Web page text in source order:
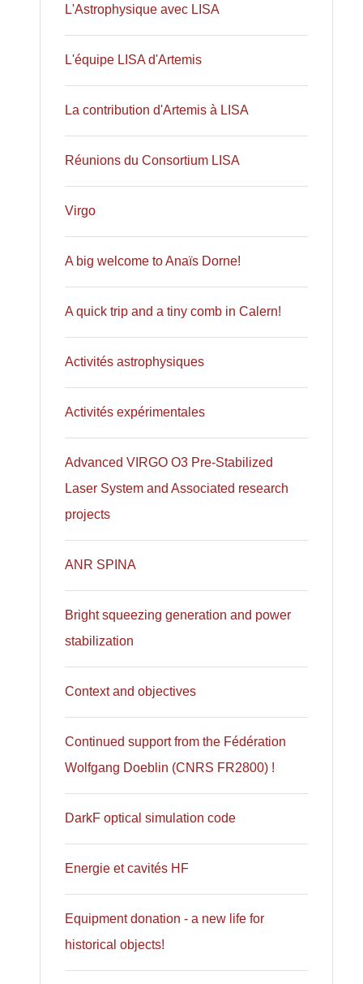
L'Astrophysique avec LISA
L'équipe LISA d'Artemis
La contribution d'Artemis à LISA
Réunions du Consortium LISA
Virgo
A big welcome to Anaïs Dorne!
A quick trip and a tiny comb in Calern!
Activités astrophysiques
Activités expérimentales
Advanced VIRGO O3 Pre-Stabilized
Laser System and Associated research
projects
ANR SPINA
Bright squeezing generation and power
stabilization
Context and objectives
Continued support from the Fédération
Wolfgang Doeblin (CNRS FR2800) !
DarkF optical simulation code
Energie et cavités HF
Equipment donation - a new life for
historical objects!